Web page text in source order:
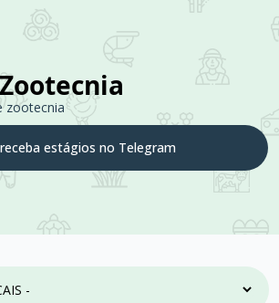
zootecnia
receba estágios no Telegram